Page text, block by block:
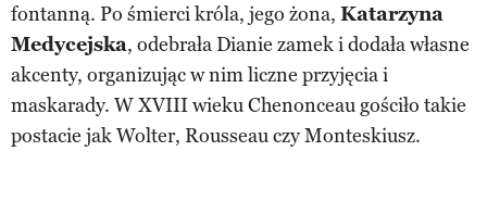
fontanną. Po śmierci króla, jego żona, Katarzyna
Medycejska, odebrała Dianie zamek i dodała własne
akcenty, organizując w nim liczne przyjęcia i
maskarady. W XVIII wieku Chenonceau gościło takie
postacie jak Wolter, Rousseau czy Monteskiusz.